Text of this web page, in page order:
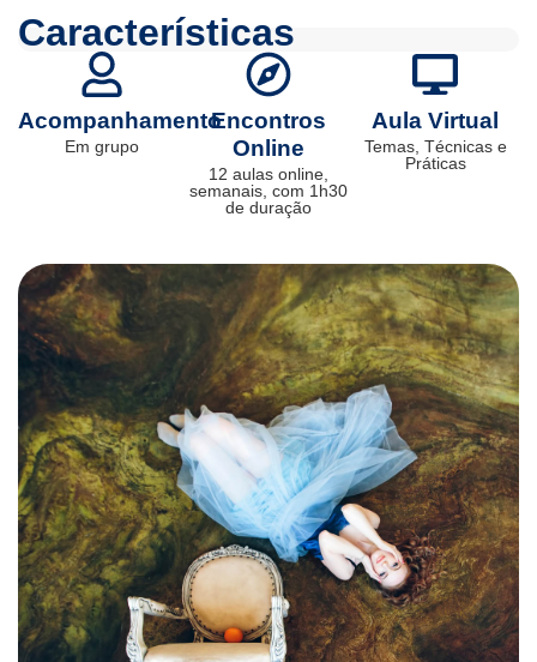
Características
Acompanhamento
Em grupo
Encontros
Online
12 aulas online,
semanais, com 1h30
de duração
Aula Virtual
Temas, Técnicas e
Práticas